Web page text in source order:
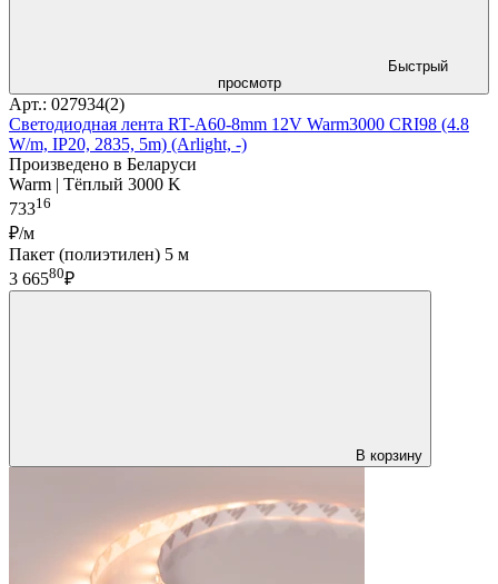
Быстрый
просмотр
Арт.: 027934(2)
Светодиодная лента RT-A60-8mm 12V Warm3000 CRI98 (4.8
W/m, IP20, 2835, 5m) (Arlight, -)
Произведено в Беларуси
Warm | Тёплый 3000 K
73316
₽/м
Пакет (полиэтилен) 5 м
3 66580₽
В корзину